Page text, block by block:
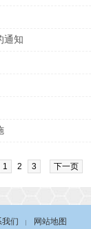
通知
1 2 3 下一页
我们 网站地图